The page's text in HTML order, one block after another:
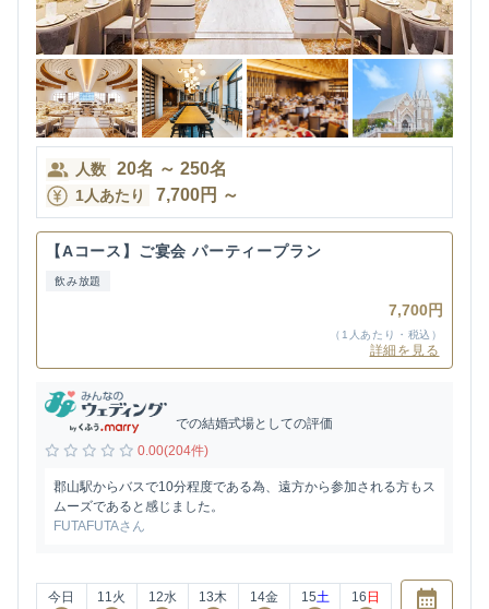
人数 20名 ～ 250名
1人あたり 7,700円 ～
【Aコース】ご宴会 パーティープラン
飲み放題
7,700円
（1人あたり・税込）
詳細を見る
での結婚式場としての評価
0.00(204件)
郡山駅からバスで10分程度である為、遠方から参加される方もス
ムーズであると感じました。
FUTAFUTAさん
今日 11火 12水 13木 14金 15土 16 日